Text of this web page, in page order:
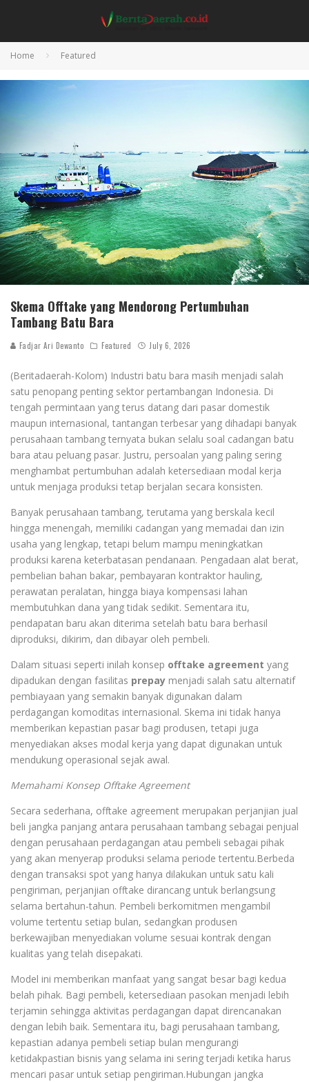
Home Featured
Skema Offtake yang Mendorong Pertumbuhan
Tambang Batu Bara
Fadjar Ari Dewanto Featured July 6, 2026
(Beritadaerah-Kolom) Industri batu bara masih menjadi salah
satu penopang penting sektor pertambangan Indonesia. Di
tengah permintaan yang terus datang dari pasar domestik
maupun internasional, tantangan terbesar yang dihadapi banyak
perusahaan tambang ternyata bukan selalu soal cadangan batu
bara atau peluang pasar. Justru, persoalan yang paling sering
menghambat pertumbuhan adalah ketersediaan modal kerja
untuk menjaga produksi tetap berjalan secara konsisten.
Banyak perusahaan tambang, terutama yang berskala kecil
hingga menengah, memiliki cadangan yang memadai dan izin
usaha yang lengkap, tetapi belum mampu meningkatkan
produksi karena keterbatasan pendanaan. Pengadaan alat berat,
pembelian bahan bakar, pembayaran kontraktor hauling,
perawatan peralatan, hingga biaya kompensasi lahan
membutuhkan dana yang tidak sedikit. Sementara itu,
pendapatan baru akan diterima setelah batu bara berhasil
diproduksi, dikirim, dan dibayar oleh pembeli.
Dalam situasi seperti inilah konsep offtake agreement yang
dipadukan dengan fasilitas prepay menjadi salah satu alternatif
pembiayaan yang semakin banyak digunakan dalam
perdagangan komoditas internasional. Skema ini tidak hanya
memberikan kepastian pasar bagi produsen, tetapi juga
menyediakan akses modal kerja yang dapat digunakan untuk
mendukung operasional sejak awal.
Memahami Konsep Offtake Agreement
Secara sederhana, offtake agreement merupakan perjanjian jual
beli jangka panjang antara perusahaan tambang sebagai penjual
dengan perusahaan perdagangan atau pembeli sebagai pihak
yang akan menyerap produksi selama periode tertentu.Berbeda
dengan transaksi spot yang hanya dilakukan untuk satu kali
pengiriman, perjanjian offtake dirancang untuk berlangsung
selama bertahun-tahun. Pembeli berkomitmen mengambil
volume tertentu setiap bulan, sedangkan produsen
berkewajiban menyediakan volume sesuai kontrak dengan
kualitas yang telah disepakati.
Model ini memberikan manfaat yang sangat besar bagi kedua
belah pihak. Bagi pembeli, ketersediaan pasokan menjadi lebih
terjamin sehingga aktivitas perdagangan dapat direncanakan
dengan lebih baik. Sementara itu, bagi perusahaan tambang,
kepastian adanya pembeli setiap bulan mengurangi
ketidakpastian bisnis yang selama ini sering terjadi ketika harus
mencari pasar untuk setiap pengiriman.Hubungan jangka